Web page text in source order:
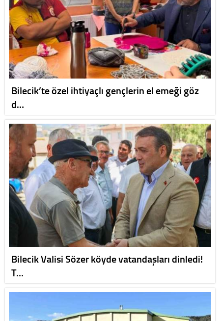
Bilecik’te özel ihtiyaçlı gençlerin el emeği göz
d…
Bilecik Valisi Sözer köyde vatandaşları dinledi!
T…